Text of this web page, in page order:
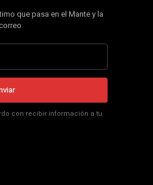
que pasa en el Mante y la
con recibir información a tu